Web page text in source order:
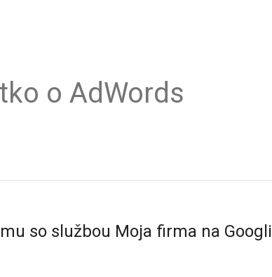
o AdWords
so službou Moja firma na Googli